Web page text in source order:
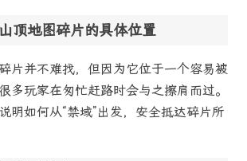
顶地图碎片的具体位置
片并不难找，但因为它位于一个容易被
多玩家在匆忙赶路时会与之擦肩而过。
明如何从“禁域”出发，安全抵达碎片所